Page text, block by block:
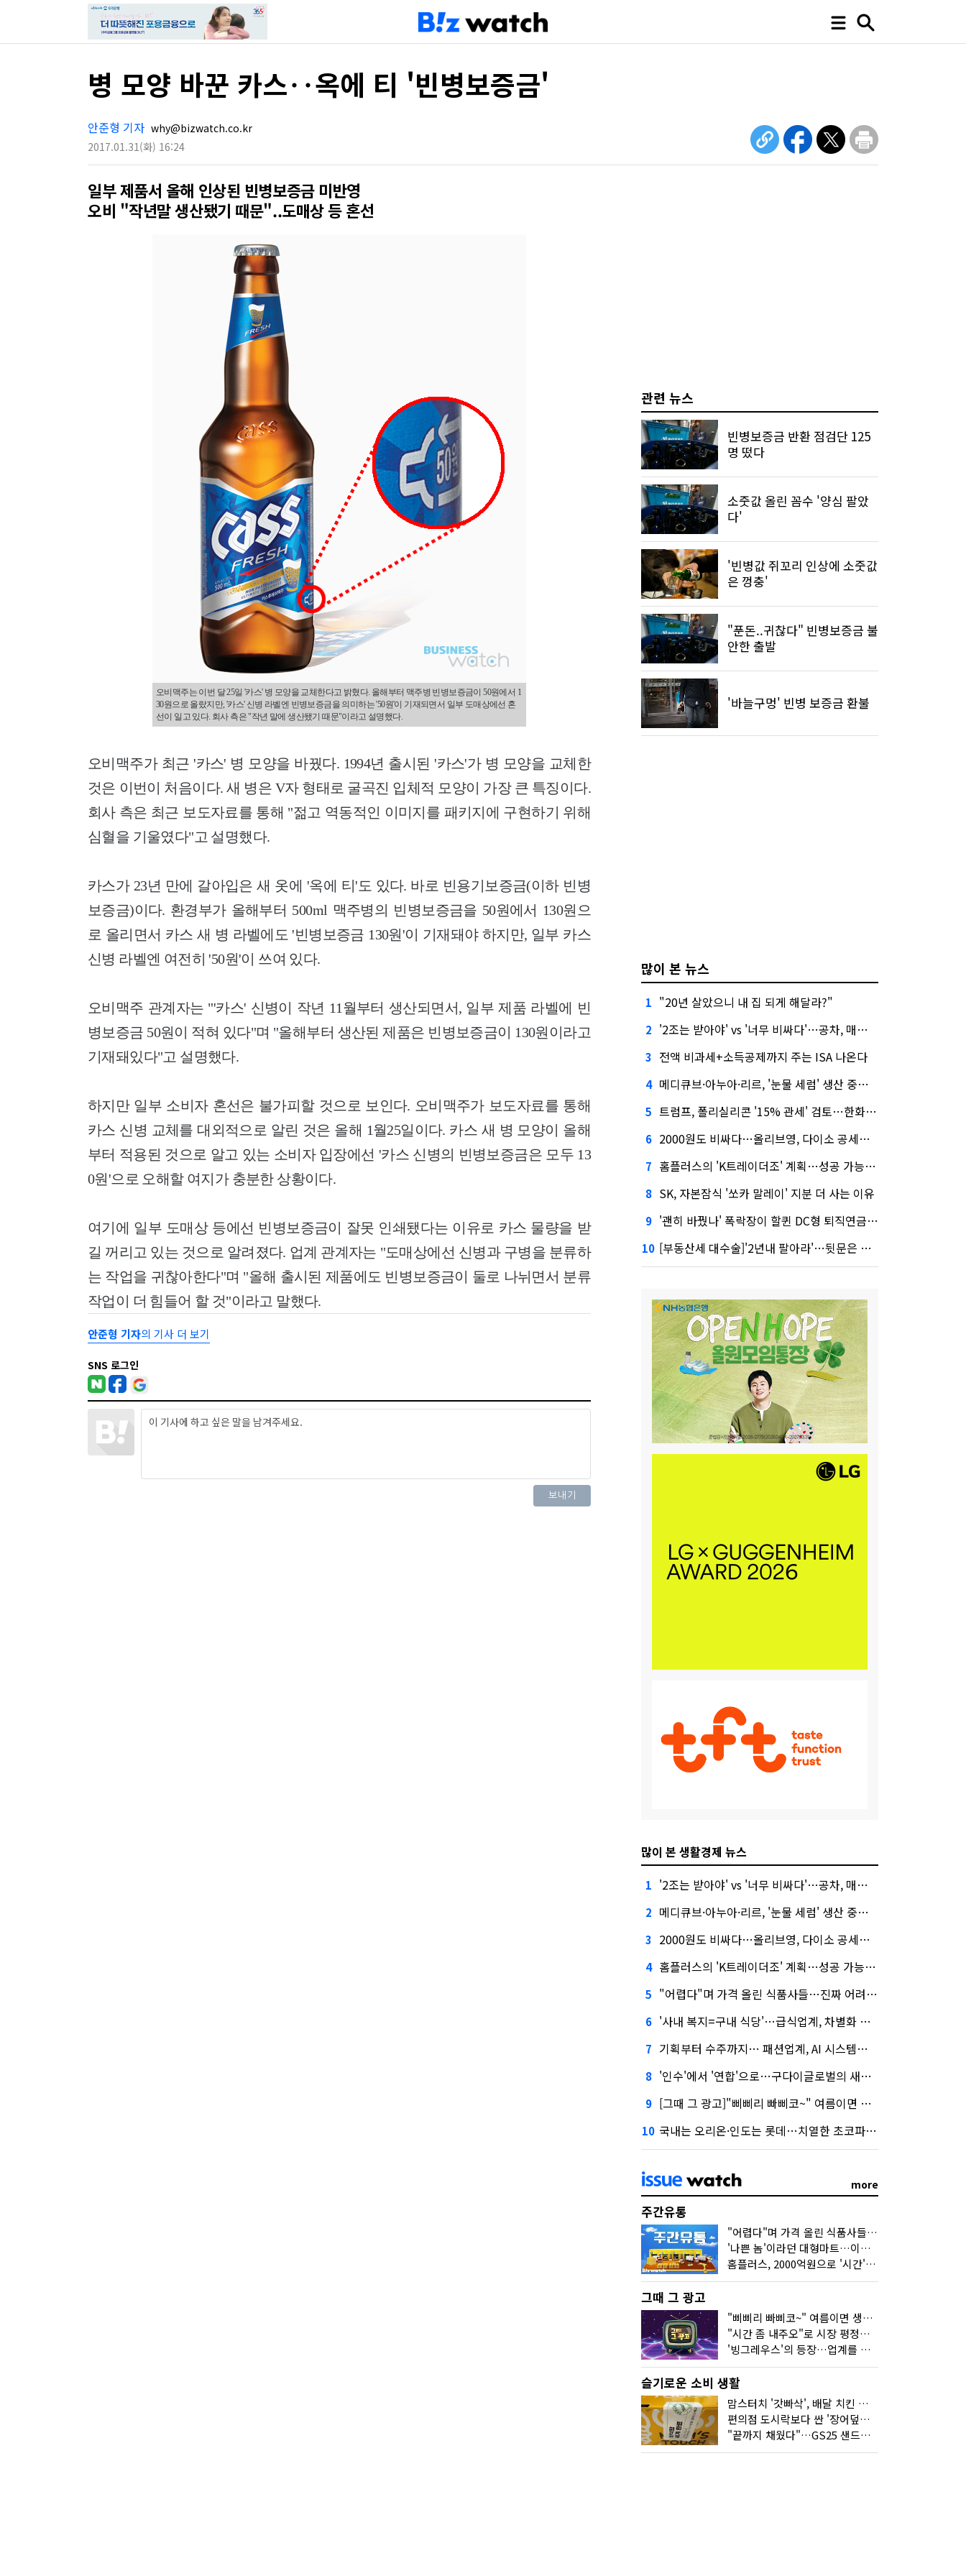
병 모양 바꾼 카스‥옥에 티 '빈병보증금'
안준형 기자 why@bizwatch.co.kr
2017.01.31(화) 16:24
일부 제품서 올해 인상된 빈병보증금 미반영
오비 "작년말 생산됐기 때문"..도매상 등 혼선
오비맥주는 이번 달 25일 '카스' 병 모양을 교체한다고 밝혔다. 올해부터 맥주병 빈병보증금이 50원에서 1
30원으로 올랐지만, '카스' 신병 라벨엔 빈병보증금을 의미하는 '50원'이 기재되면서 일부 도매상에선 혼
선이 일고 있다. 회사 측은 "작년 말에 생산됐기 때문"이라고 설명했다.
오비맥주가 최근 '카스' 병 모양을 바꿨다. 1994년 출시된 '카스'가 병 모양을 교체한
것은 이번이 처음이다. 새 병은 V자 형태로 굴곡진 입체적 모양이 가장 큰 특징이다.
회사 측은 최근 보도자료를 통해 "젊고 역동적인 이미지를 패키지에 구현하기 위해
심혈을 기울였다"고 설명했다.
카스가 23년 만에 갈아입은 새 옷에 '옥에 티'도 있다. 바로 빈용기보증금(이하 빈병
보증금)이다. 환경부가 올해부터 500ml 맥주병의 빈병보증금을 50원에서 130원으
로 올리면서 카스 새 병 라벨에도 '빈병보증금 130원'이 기재돼야 하지만, 일부 카스
신병 라벨엔 여전히 '50원'이 쓰여 있다.
오비맥주 관계자는 "'카스' 신병이 작년 11월부터 생산되면서, 일부 제품 라벨에 빈
병보증금 50원이 적혀 있다"며 "올해부터 생산된 제품은 빈병보증금이 130원이라고
기재돼있다"고 설명했다.
하지만 일부 소비자 혼선은 불가피할 것으로 보인다. 오비맥주가 보도자료를 통해
카스 신병 교체를 대외적으로 알린 것은 올해 1월25일이다. 카스 새 병 모양이 올해
부터 적용된 것으로 알고 있는 소비자 입장에선 '카스 신병의 빈병보증금은 모두 13
0원'으로 오해할 여지가 충분한 상황이다.
여기에 일부 도매상 등에선 빈병보증금이 잘못 인쇄됐다는 이유로 카스 물량을 받
길 꺼리고 있는 것으로 알려졌다. 업계 관계자는 "도매상에선 신병과 구병을 분류하
는 작업을 귀찮아한다"며 "올해 출시된 제품에도 빈병보증금이 둘로 나뉘면서 분류
작업이 더 힘들어 할 것"이라고 말했다.
안준형 기자의 기사 더 보기
SNS 로그인
관련 뉴스
빈병보증금 반환 점검단 125
명 떴다
소줏값 올린 꼼수 '양심 팔았
다'
'빈병값 쥐꼬리 인상에 소줏값
은 껑충'
"푼돈..귀찮다" 빈병보증금 불
안한 출발
'바늘구멍' 빈병 보증금 환불
많이 본 뉴스
1 "20년 살았으니 내 집 되게 해달라?"
2 '2조는 받아야' vs '너무 비싸다'…공차, 매각 성공할까
3 전액 비과세+소득공제까지 주는 ISA 나온다
4 메디큐브·아누아·리르, '눈물 세럼' 생산 중단한다
5 트럼프, 폴리실리콘 '15% 관세' 검토…한화큐셀·OCI 영향은?
6 2000원도 비싸다…올리브영, 다이소 공세에 '가성비'로 맞불
7 홈플러스의 'K트레이더조' 계획…성공 가능성은 '글쎄'
8 SK, 자본잠식 '쏘카 말레이' 지분 더 사는 이유
9 '괜히 바꿨나' 폭락장이 할퀸 DC형 퇴직연금…전문가 조언은
10 [부동산세 대수술]'2년내 팔아라'…뒷문은 열었다
많이 본 생활경제 뉴스
1 '2조는 받아야' vs '너무 비싸다'…공차, 매각 성공할까
2 메디큐브·아누아·리르, '눈물 세럼' 생산 중단한다
3 2000원도 비싸다…올리브영, 다이소 공세에 '가성비'로 맞불
4 홈플러스의 'K트레이더조' 계획…성공 가능성은 '글쎄'
5 "어렵다"며 가격 올린 식품사들…진짜 어려운 거 맞아?
6 '사내 복지=구내 식당'…급식업계, 차별화 경쟁 본격화
7 기획부터 수주까지… 패션업계, AI 시스템화 박차
8 '인수'에서 '연합'으로…구다이글로벌의 새로운 투자법
9 [그때 그 광고]"삐삐리 빠삐코~" 여름이면 생각나는 그 노래
10 국내는 오리온·인도는 롯데…치열한 초코파이 대전
more
주간유통
"어렵다"며 가격 올린 식품사들…진짜 어려운 거 맞아?
'나쁜 놈'이라던 대형마트…이젠 '불쌍한 놈' 됐다
홈플러스, 2000억원으로 '시간'을 샀다
그때 그 광고
"삐삐리 빠삐코~" 여름이면 생각나는 그 노래
"시간 좀 내주오"로 시장 평정한 하이마트
'빙그레우스'의 등장…업계를 흔든 '세계관' 마케팅
슬기로운 소비 생활
맘스터치 '갓빠삭', 배달 치킨 선입견을 바꿨다
편의점 도시락보다 싼 '장어덮밥'…오뚜기가 해냈다
"끝까지 채웠다"…GS25 샌드위치의 달라진 '속'사정